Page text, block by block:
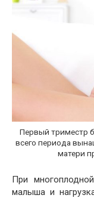
Первый триместр
всего периода
матери
При
малыша и